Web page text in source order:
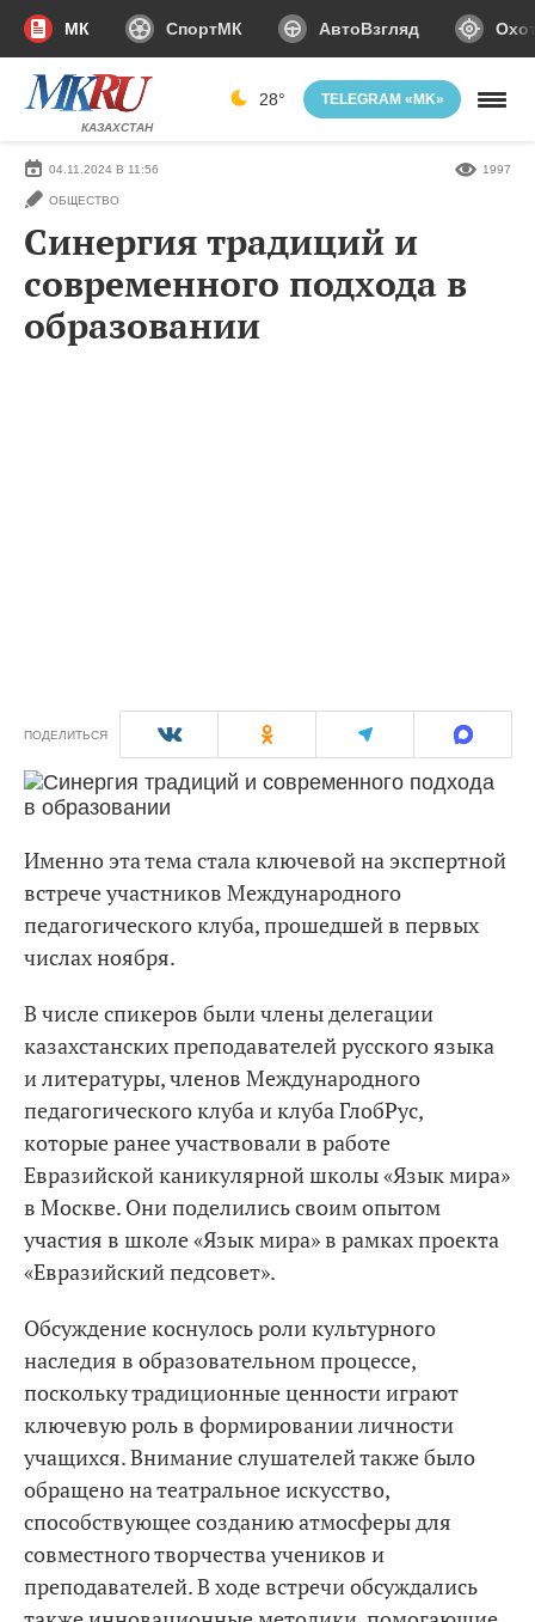
МК СпортМК АвтоВзгляд
КАЗАХСТАН
28° TELEGRAM «MK»
04.11.2024 В 11:56
ОБЩЕСТВО
1997
Синергия традиций и
современного подхода в
образовании
ПОДЕЛИТЬСЯ
Именно эта тема стала ключевой на экспертной
встрече участников Международного
педагогического клуба, прошедшей в первых
числах ноября.
В числе спикеров были члены делегации
казахстанских преподавателей русского языка
и литературы, членов Международного
педагогического клуба и клуба ГлобРус,
которые ранее участвовали в работе
Евразийской каникулярной школы «Язык мира»
в Москве. Они поделились своим опытом
участия в школе «Язык мира» в рамках проекта
«Евразийский педсовет».
Обсуждение коснулось роли культурного
наследия в образовательном процессе,
поскольку традиционные ценности играют
ключевую роль в формировании личности
учащихся. Внимание слушателей также было
обращено на театральное искусство,
способствующее созданию атмосферы для
совместного творчества учеников и
преподавателей. В ходе встречи обсуждались